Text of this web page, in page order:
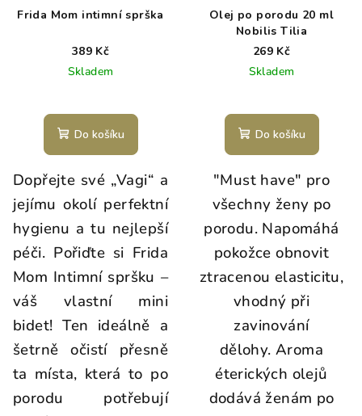
Frida Mom intimní sprška
389 Kč
Skladem
Do košíku
Dopřejte své „Vagi“ a
jejímu okolí perfektní
hygienu a tu nejlepší
péči. Pořiďte si Frida
Mom Intimní spršku –
váš vlastní mini
bidet! Ten ideálně a
šetrně očistí přesně
ta místa, která to po
porodu potřebují
Olej po porodu 20 ml
Nobilis Tilia
269 Kč
Skladem
Do košíku
"Must have" pro
všechny ženy po
porodu. Napomáhá
pokožce obnovit
ztracenou elasticitu,
vhodný při
zavinování
dělohy. Aroma
éterických olejů
dodává ženám po